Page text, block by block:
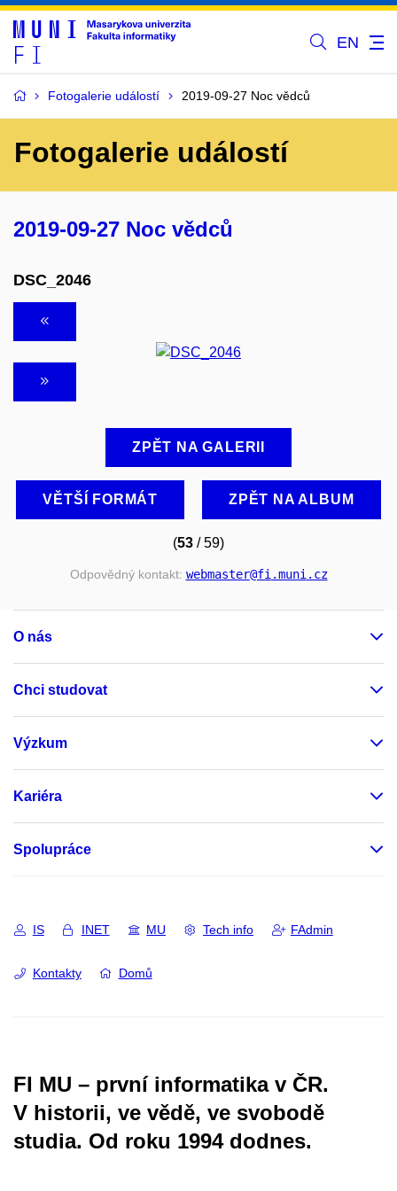
EN
Fotogalerie událostí 2019-09-27 Noc vědců
Fotogalerie událostí
2019-09-27 Noc vědců
DSC_2046
ZPĚT NA GALERII
VĚTŠÍ FORMÁT ZPĚT NA ALBUM
(53 / 59)
Odpovědný kontakt: webmaster@fi.muni.cz
O nás
Chci studovat
Výzkum
Kariéra
Spolupráce
IS INET MU Tech info FAdmin
Kontakty Domů
FI MU – první informatika v ČR.
V historii, ve vědě, ve svobodě
studia. Od roku 1994 dodnes.